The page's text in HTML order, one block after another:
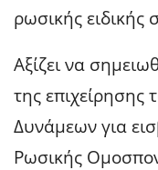
ρωσικής ειδικής
Αξίζει να
της
Δυνάμεων για
Ρωσικής